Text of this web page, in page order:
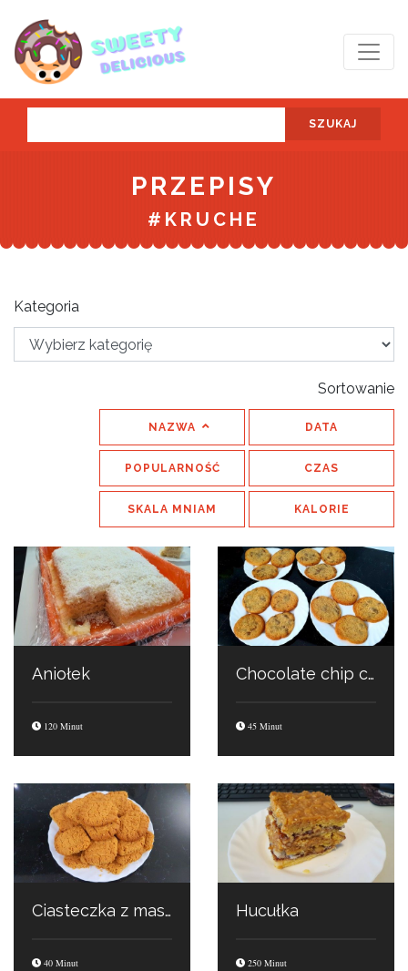
SZUKAJ
PRZEPISY
#KRUCHE
Kategoria
Sortowanie
NAZWA DATA
POPULARNOŚĆ CZAS
SKALA MNIAM KALORIE
Aniołek
120 Minut
Chocolate chip cookies
45 Minut
Ciasteczka z masłem orzechowym
40 Minut
Hucułka
250 Minut